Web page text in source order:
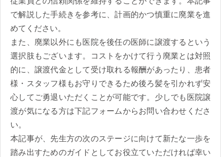
で解説した手続きを参考に、計画的かつ慎重に廃業を進
めてください。
また、廃業以外にも医院を後任の医師に譲渡するという
選択肢もございます。コストをかけて行う廃業とは対照
的に、譲渡代金として受け取れる報酬があったり、患者
様・スタッフ様もお守りできるため後ろ髪を引かれず安
心してご勇退いただくことが可能です。少しでも医院譲
渡が気になる方は下記フォームからお問い合わせくださ
い。
本記事が、先生方の次のステージに向けて新たな一歩を
踏み出すためのガイドとしてお役立ていただければ幸い